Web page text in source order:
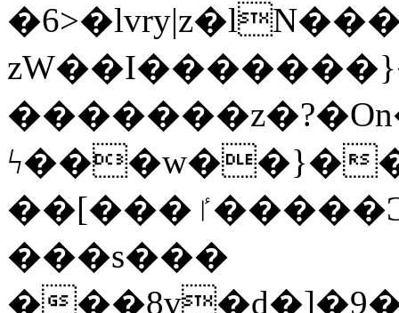
ϟ���w��}�
��[���ٵ�����Ͻ���������x�ս��Apq�����޻�V����O�cp����ٝy{����:�k�ןNݯOOCyx6���&���?
���s���
�